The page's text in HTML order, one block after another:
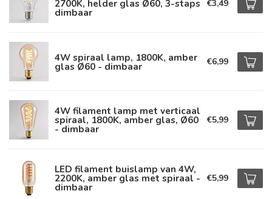
2700K, helder glas Ø60, 3-staps
dimbaar
€3,49
4W spiraal lamp, 1800K, amber
glas Ø60 - dimbaar €6,99
4W filament lamp met verticaal
spiraal, 1800K, amber glas, Ø60
- dimbaar
€5,99
LED filament buislamp van 4W,
2200K, amber glas met spiraal -
dimbaar
€5,99